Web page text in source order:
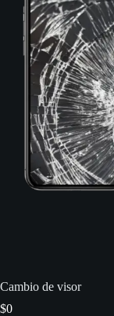
Cambio de visor
$0